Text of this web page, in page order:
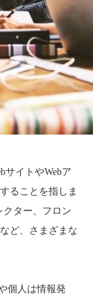
サイトやWebア
ることを指しま
クター、フロン
ど、さまざまな
個人は情報発